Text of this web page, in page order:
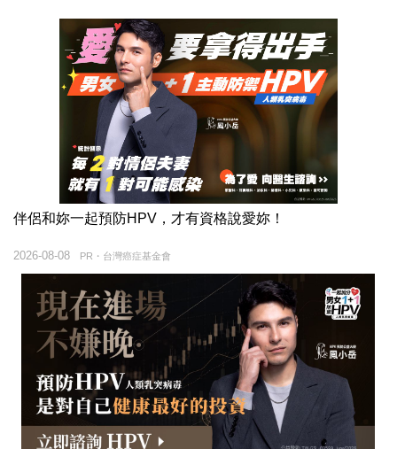
伴侶和妳一起預防HPV，才有資格說愛妳！
PR・台灣癌症基金會
2026-08-08